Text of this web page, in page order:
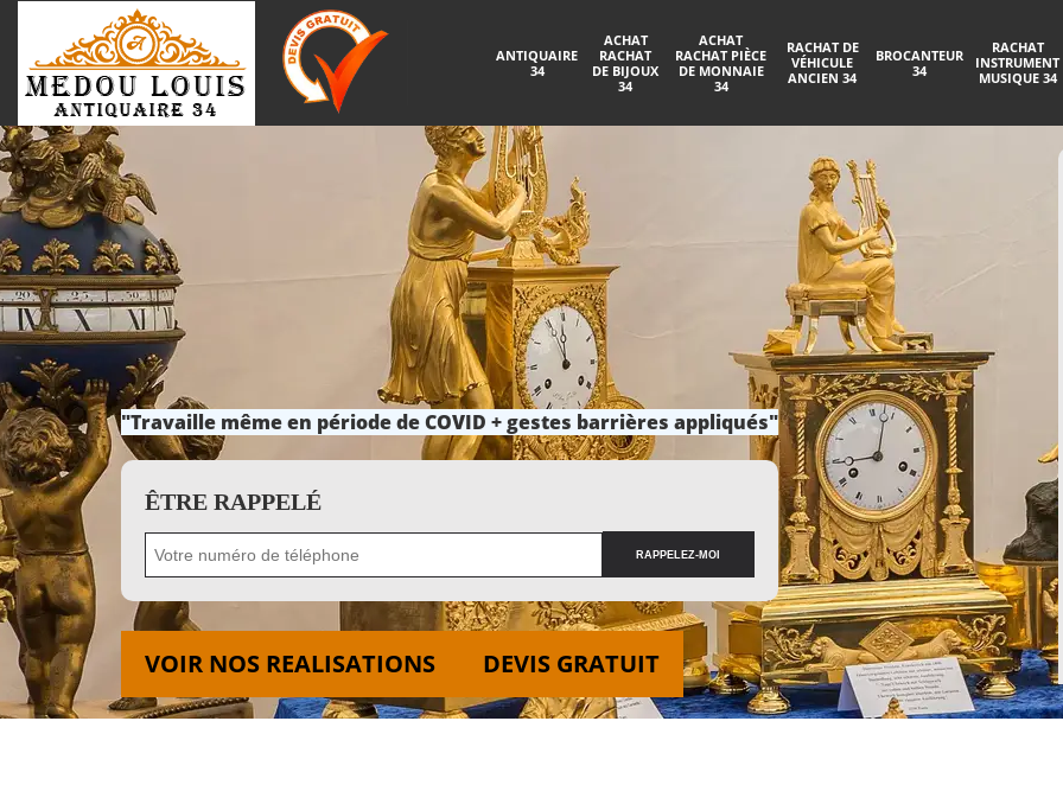
ANTIQUAIRE
34
ACHAT
RACHAT
DE BIJOUX
34
ACHAT
RACHAT PIÈCE
DE MONNAIE
34
RACHAT DE
VÉHICULE
ANCIEN 34
BROCANTEUR
34
RACHAT
INSTRUMENT
MUSIQUE 34
"Travaille même en période de COVID + gestes barrières appliqués"
ÊTRE RAPPELÉ
VOIR NOS REALISATIONS DEVIS GRATUIT